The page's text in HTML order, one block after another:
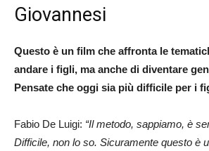
Giovannesi
Questo è un film che affronta le
andare i figli, ma anche di diventare
Pensate che oggi sia più difficile per i
Fabio De Luigi: “Il metodo, sappiamo, è
Difficile, non lo so. Sicuramente questo è